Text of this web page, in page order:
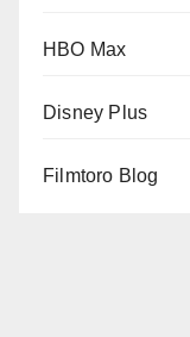
HBO Max
Disney Plus
Filmtoro Blog